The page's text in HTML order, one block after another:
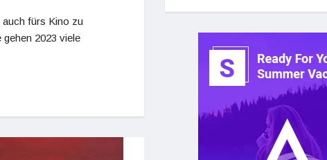
fürs Kino zu
2023 viele